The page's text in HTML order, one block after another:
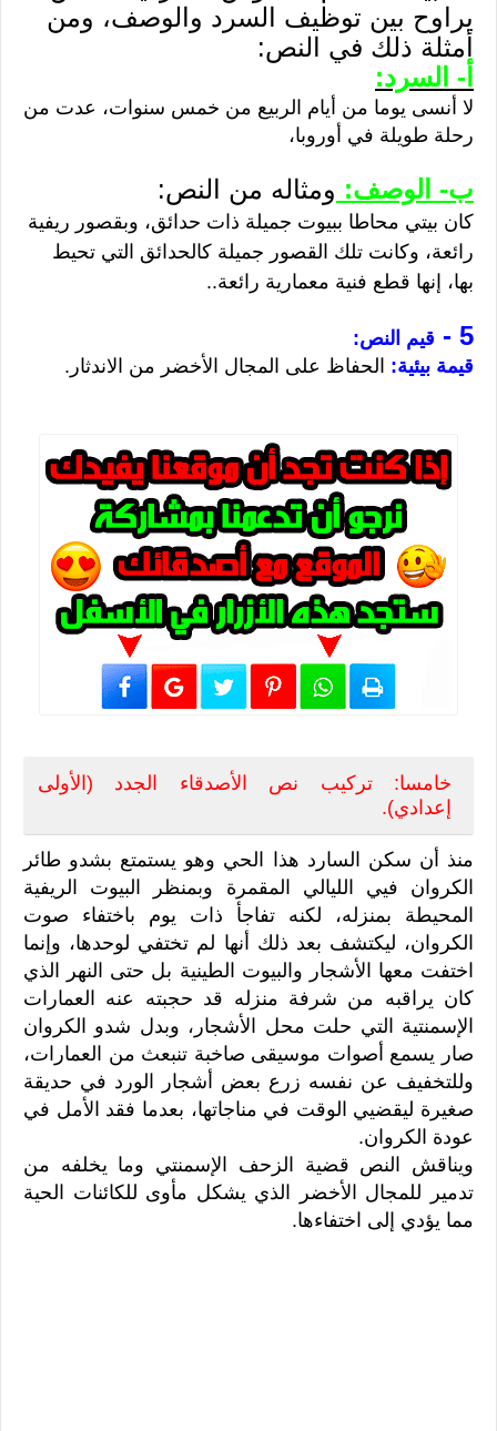
يراوح بين توظيف السرد والوصف، ومن
أمثلة ذلك في النص:
أ- السرد:
لا أنسى يوما من أيام الربيع من خمس سنوات، عدت من
رحلة طويلة في أوروبا،
ب- الوصف: ومثاله من النص:
كان بيتي محاطا ببيوت جميلة ذات حدائق، وبقصور ريفية
رائعة، وكانت تلك القصور جميلة كالحدائق التي تحيط
بها، إنها قطع فنية معمارية رائعة..
5 -
قيم النص:
قيمة بيئية: الحفاظ على المجال الأخضر من الاندثار.
خامسا: تركيب نص الأصدقاء الجدد (الأولى
إعدادي).
منذ أن سكن السارد هذا الحي وهو يستمتع بشدو طائر
الكروان فيي الليالي المقمرة وبمنظر البيوت الريفية
المحيطة بمنزله، لكنه تفاجأ ذات يوم باختفاء صوت
الكروان، ليكتشف بعد ذلك أنها لم تختفي لوحدها، وإنما
اختفت معها الأشجار والبيوت الطينية بل حتى النهر الذي
كان يراقبه من شرفة منزله قد حجبته عنه العمارات
الإسمنتية التي حلت محل الأشجار، وبدل شدو الكروان
صار يسمع أصوات موسيقى صاخبة تنبعث من العمارات،
وللتخفيف عن نفسه زرع بعض أشجار الورد في حديقة
صغيرة ليقضيي الوقت في مناجاتها، بعدما فقد الأمل في
عودة الكروان.
ويناقش النص قضية الزحف الإسمنتي وما يخلفه من
تدمير للمجال الأخضر الذي يشكل مأوى للكائنات الحية
مما يؤدي إلى اختفاءها.